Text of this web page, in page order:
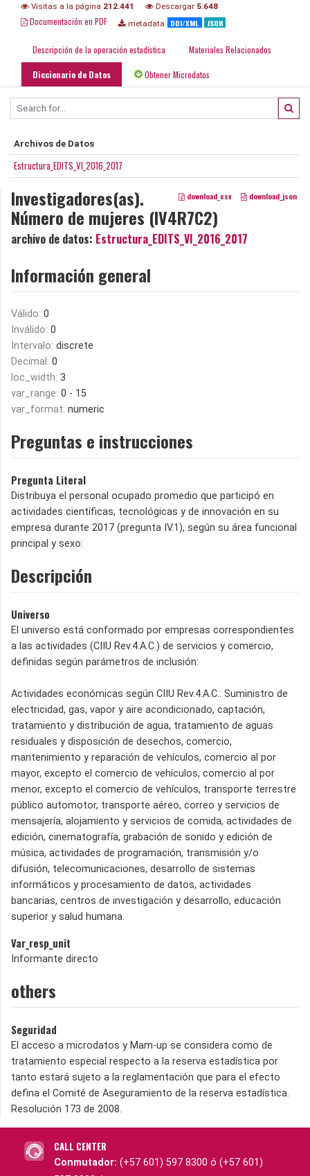
Visitas a la página 212.441 Descargar 5.648
Documentación en PDF metadata DDI/XML JSON
Descripción de la operación estadística Materiales Relacionados
Diccionario de Datos Obtener Microdatos
Archivos de Datos
Estructura_EDITS_VI_2016_2017
download_csv download_json
Investigadores(as).
Número de mujeres (IV4R7C2)
archivo de datos: Estructura_EDITS_VI_2016_2017
Información general
Válido: 0
Inválido: 0
Intervalo: discrete
Decimal: 0
loc_width: 3
var_range: 0 - 15
var_format: numeric
Preguntas e instrucciones
Pregunta Literal
Distribuya el personal ocupado promedio que participó en
actividades científicas, tecnológicas y de innovación en su
empresa durante 2017 (pregunta IV.1), según su área funcional
principal y sexo:
Descripción
Universo
El universo está conformado por empresas correspondientes
a las actividades (CIIU Rev.4.A.C.) de servicios y comercio,
definidas según parámetros de inclusión:
Actividades económicas según CIIU Rev.4.A.C.: Suministro de
electricidad, gas, vapor y aire acondicionado, captación,
tratamiento y distribución de agua, tratamiento de aguas
residuales y disposición de desechos, comercio,
mantenimiento y reparación de vehículos, comercio al por
mayor, excepto el comercio de vehículos, comercio al por
menor, excepto el comercio de vehículos, transporte terrestre
público automotor, transporte aéreo, correo y servicios de
mensajería, alojamiento y servicios de comida, actividades de
edición, cinematografía, grabación de sonido y edición de
música, actividades de programación, transmisión y/o
difusión, telecomunicaciones, desarrollo de sistemas
informáticos y procesamiento de datos, actividades
bancarias, centros de investigación y desarrollo, educación
superior y salud humana.
Var_resp_unit
Informante directo
others
Seguridad
El acceso a microdatos y Mam-up se considera como de
tratamiento especial respecto a la reserva estadística por
tanto estará sujeto a la reglamentación que para el efecto
defina el Comité de Aseguramiento de la reserva estadística.
Resolución 173 de 2008.
CALL CENTER
Conmutador: (+57 601) 597 8300 ó (+57 601)